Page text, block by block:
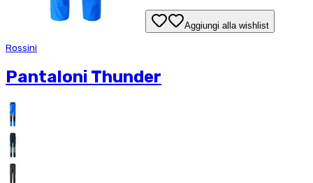
Aggiungi alla wishlist
Rossini
Pantaloni Thunder